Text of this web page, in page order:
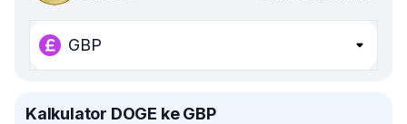
GBP
Kalkulator DOGE ke GBP